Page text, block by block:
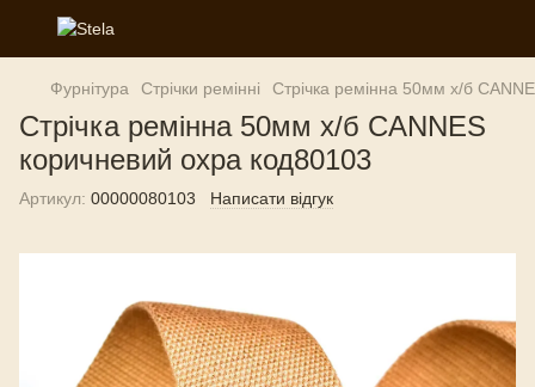
Фурнітура Стрічки ремінні Стрічка ремінна 50мм х/б
Стрічка ремінна 50мм х/б CANNES
коричневий охра код80103
Артикул: 00000080103 Написати відгук